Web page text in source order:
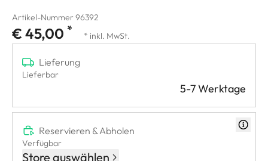
Artikel-Nummer 96392
€ 45,00 * * inkl. MwSt.
Lieferung
Lieferbar
5-7 Werktage
Reservieren & Abholen
Verfügbar
Store auswählen